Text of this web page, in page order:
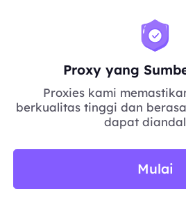
Proxy yang
Proxies kami
berkualitas tinggi dan
dapat
Mulai